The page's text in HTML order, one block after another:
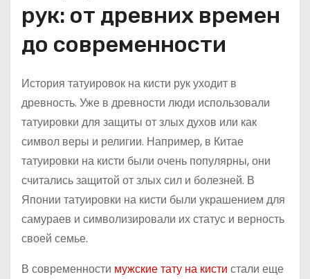
рук: от древних времен
до современности
История татуировок на кисти рук уходит в
древность. Уже в древности люди использовали
татуировки для защиты от злых духов или как
символ веры и религии. Например, в Китае
татуировки на кисти были очень популярны, они
считались защитой от злых сил и болезней. В
Японии татуировки на кисти были украшением для
самураев и символизировали их статус и верность
своей семье.
В современности мужские тату на кисти стали еще